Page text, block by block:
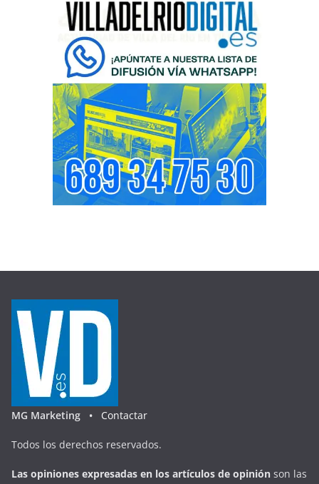
MG Marketing • Contactar
Todos los derechos reservados.
Las opiniones expresadas en los artículos de opinión son las